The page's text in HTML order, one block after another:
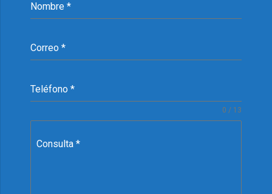
Nombre *
Correo *
Teléfono *
0 / 13
Consulta *